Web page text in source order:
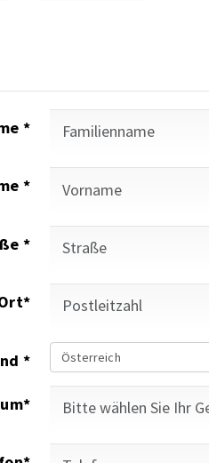
Familienname *
Vorname *
*
* Österreich